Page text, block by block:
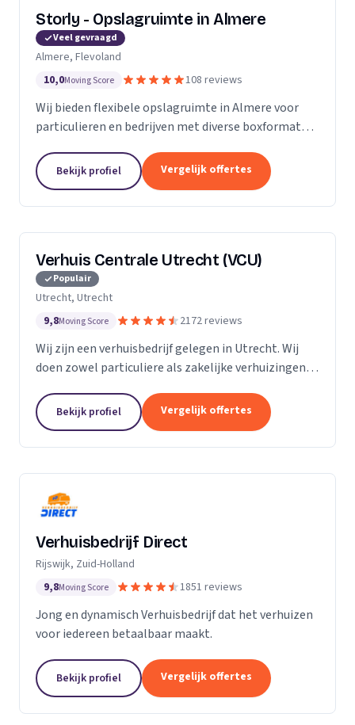
Storly - Opslagruimte in Almere
Veel gevraagd
Almere, Flevoland
10,0Moving Score 108 reviews
Wij bieden flexibele opslagruimte in Almere voor
particulieren en bedrijven met diverse boxformaten
Bekijk profiel Vergelijk offertes
Verhuis Centrale Utrecht (VCU)
Populair
Utrecht, Utrecht
9,8Moving Score 2172 reviews
Wij zijn een verhuisbedrijf gelegen in Utrecht. Wij
doen zowel particuliere als zakelijke verhuizingen.
opslag van inboedel, de- en montageservice,...
Bekijk profiel Vergelijk offertes
Verhuisbedrijf Direct
Rijswijk, Zuid-Holland
9,8Moving Score 1851 reviews
Jong en dynamisch Verhuisbedrijf dat het verhuizen
voor iedereen betaalbaar maakt.
Bekijk profiel Vergelijk offertes